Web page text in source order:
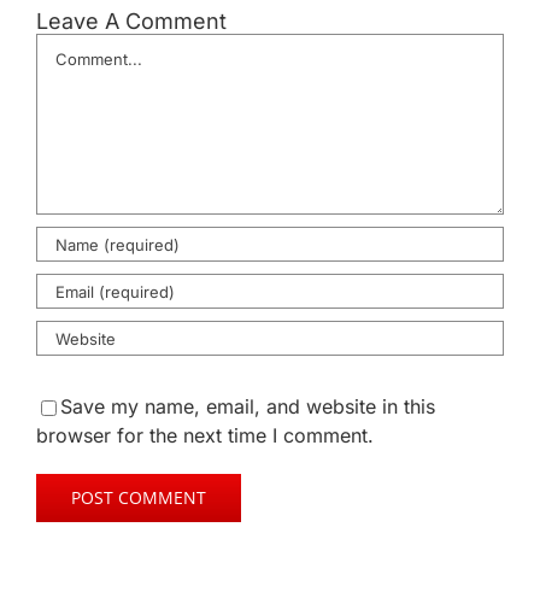
Leave A Comment
Comment
Save my name, email, and website in this
browser for the next time I comment.